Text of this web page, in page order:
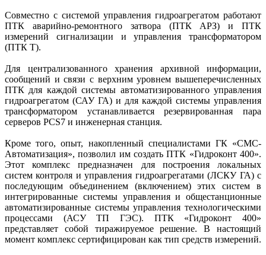
Совместно с системой управления гидроагрегатом работают
ПТК аварийно-ремонтного затвора (ПТК АРЗ) и ПТК
измерений сигнализации и управления трансформатором
(ПТК Т).
Для централизованного хранения архивной информации,
сообщений и связи с верхним уровнем вышеперечисленных
ПТК для каж­дой системы автоматизированного управления
гидроагрегатом (САУ ГА) и для каждой системы управления
трансформатором устанавливается резервированная пара
серверов PCS7 и инженерная станция.
Кроме того, опыт, накопленный специалистами ГК «СМС-
Автоматизация», позволил им создать ПТК «Гидроконт 400».
Этот комплекс предназначен для построения локальных
систем контроля и управления гидроагрегатами (ЛСКУ ГА) с
последующим объединением (включением) этих систем в
интегрированные системы управления и общестанционные
автоматизированные системы управления технологическими
процессами (АСУ ТП ГЭС). ПТК «Гидроконт 400»
представляет собой тиражируемое решение. В настоящий
момент комплекс сертифицирован как тип средств измерений.